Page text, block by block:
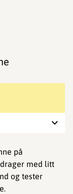
på
med litt
og tester